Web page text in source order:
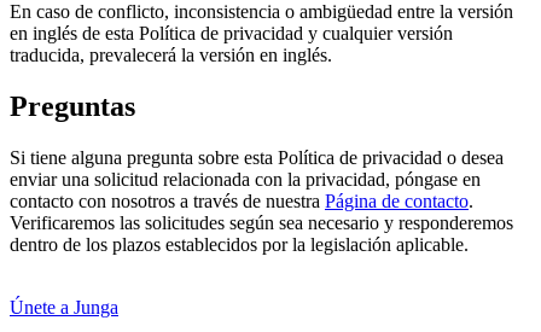
En caso de conflicto, inconsistencia o ambigüedad entre la versión
en inglés de esta Política de privacidad y cualquier versión
traducida, prevalecerá la versión en inglés.
Preguntas
Si tiene alguna pregunta sobre esta Política de privacidad o desea
enviar una solicitud relacionada con la privacidad, póngase en
contacto con nosotros a través de nuestra Página de contacto.
Verificaremos las solicitudes según sea necesario y responderemos
dentro de los plazos establecidos por la legislación aplicable.
Únete a Junga